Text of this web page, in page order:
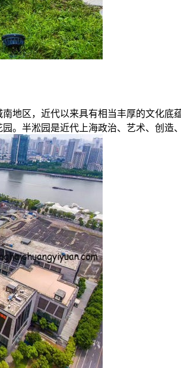
地区，近代以来具有相当丰厚的文化
半淞园是近代上海政治、艺术、创造